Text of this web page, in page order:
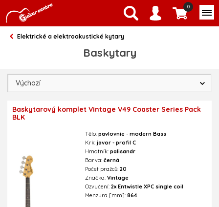
0
Elektrické a elektroakustické kytary
Baskytary
Baskytarový komplet Vintage V49 Coaster Series Pack
BLK
Tělo:pavlovnie - modern Bass
Krk:javor - profil C
Hmatník:palisandr
Barva:černá
Počet pražců:20
Značka:Vintage
Ozvučení:2x Entwistle XPC single coil
Menzura [mm]:864